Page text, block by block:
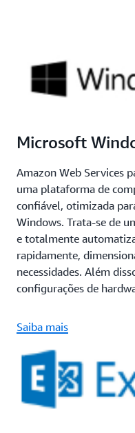
Microsoft
Amazon Web Services
uma plataforma de
confiável, otimizada
Windows. Trata-se de
e totalmente
rapidamente,
necessidades. Além
configurações de
Saiba mais